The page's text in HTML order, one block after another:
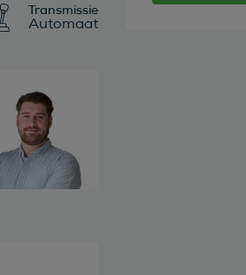
Transmissie
Automaat